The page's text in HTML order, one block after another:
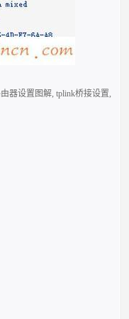
器设置图解,tplink桥接设置,